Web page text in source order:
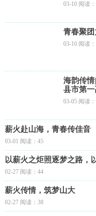
03-10 阅读
青春聚
03-10 阅读
海韵传
县市第
03-05 阅读
薪火赴山海，青春传佳音
03-01 阅读：45
以薪火之炬照逐梦之路，
02-27 阅读：44
薪火传情，筑梦山大
02-27 阅读：38